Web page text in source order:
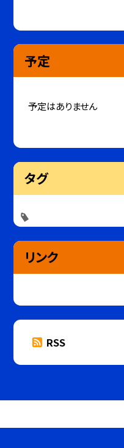
予定
予定はありません
タグ
リンク
RSS